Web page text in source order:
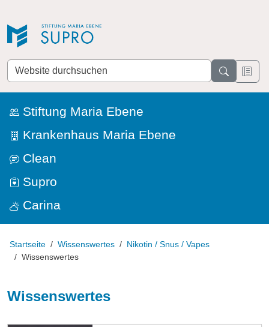
Website
durchsuchen
Stiftung Maria Ebene
Krankenhaus Maria Ebene
Clean
Supro
Carina
Startseite Wissenswertes
Nikotin / Snus / Vapes
Wissenswertes
Wissenswertes